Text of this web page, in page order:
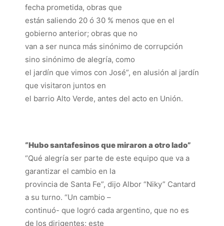
fecha prometida, obras que
están saliendo 20 ó 30 % menos que en el
gobierno anterior; obras que no
van a ser nunca más sinónimo de corrupción
sino sinónimo de alegría, como
el jardín que vimos con José”, en alusión al jardín
que visitaron juntos en
el barrio Alto Verde, antes del acto en Unión.
“Hubo santafesinos que miraron a otro lado”
“Qué alegría ser parte de este equipo que va a
garantizar el cambio en la
provincia de Santa Fe”, dijo Albor “Niky” Cantard
a su turno. “Un cambio –
continuó- que logró cada argentino, que no es
de los dirigentes; este